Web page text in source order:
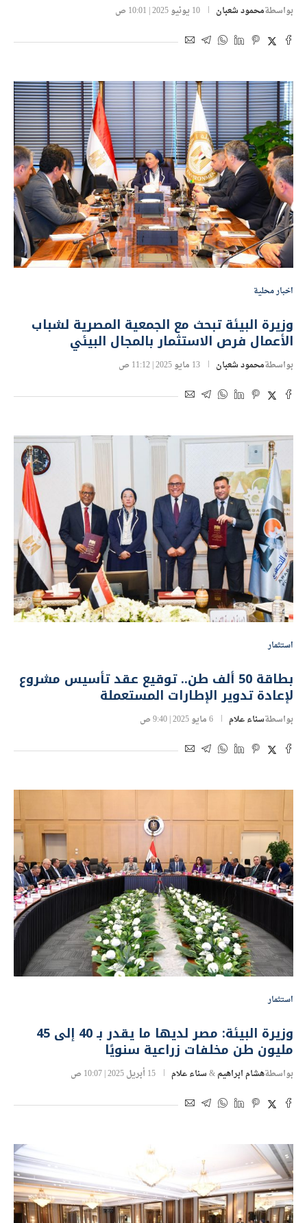
بواسطةمحمود شعبان 10 يونيو 2025 | 10:01 ص
اخبار محلية
وزيرة البيئة تبحث مع الجمعية المصرية لشباب
الأعمال فرص الاستثمار بالمجال البيئي
بواسطةمحمود شعبان 13 مايو 2025 | 11:12 ص
استثمار
بطاقة 50 ألف طن.. توقيع عقد تأسيس مشروع
لإعادة تدوير الإطارات المستعملة
بواسطةسناء علام 6 مايو 2025 | 9:40 ص
استثمار
وزيرة البيئة: مصر لديها ما يقدر بـ 40 إلى 45
مليون طن مخلفات زراعية سنويًا
بواسطةهشام ابراهيم&سناء علام 15 أبريل 2025 | 10:07 ص